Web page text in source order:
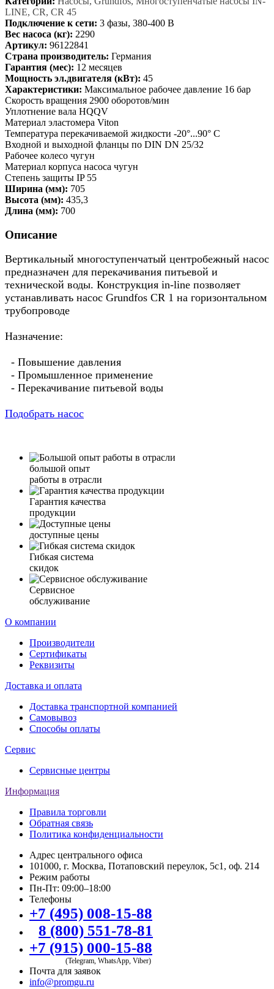
LINE, CR, CR 45
Подключение к сети: 3 фазы, 380-400 В
Вес насоса (кг): 2290
Артикул: 96122841
Страна производитель: Германия
Гарантия (мес): 12 месяцев
Мощность эл.двигателя (кВт): 45
Характеристики: Максимальное рабочее давление 16 бар
Скорость вращения 2900 оборотов/мин
Уплотнение вала HQQV
Материал эластомера Viton
Температура перекачиваемой жидкости -20°...90° C
Входной и выходной фланцы по DIN DN 25/32
Рабочее колесо чугун
Материал корпуса насоса чугун
Степень защиты IP 55
Ширина (мм): 705
Высота (мм): 435,3
Длина (мм): 700
Описание
Вертикальный многоступенчатый центробежный насос
предназначен для перекачивания питьевой и
технической воды. Конструкция in-line позволяет
устанавливать насос Grundfos CR 1 на горизонтальном
трубопроводе
Назначение:
- Повышение давления
- Промышленное применение
- Перекачивание питьевой воды
Подобрать насос
большой опыт
работы в отрасли
Гарантия качества
продукции
доступные цены
Гибкая система
скидок
Сервисное
обслуживание
О компании
Производители
Сертификаты
Реквизиты
Доставка и оплата
Доставка транспортной компанией
Самовывоз
Способы оплаты
Сервис
Сервисные центры
Информация
Правила торговли
Обратная связь
Политика конфиденциальности
Адрес центрального офиса
101000, г. Москва, Потаповский переулок, 5с1, оф. 214
Режим работы
Пн-Пт: 09:00–18:00
Телефоны
+7 (495) 008-15-88
8 (800) 551-78-81
+7 (915) 000-15-88
(Telegram, WhatsApp, Viber)
Почта для заявок
info@promgu.ru